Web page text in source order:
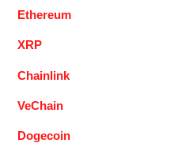
Ethereum
XRP
Chainlink
VeChain
Dogecoin